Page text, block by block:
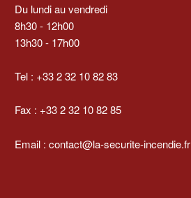
Du lundi au vendredi
8h30 - 12h00
13h30 - 17h00
Tel : +33 2 32 10 82 83
Fax : +33 2 32 10 82 85
Email : contact@la-securite-incendie.fr